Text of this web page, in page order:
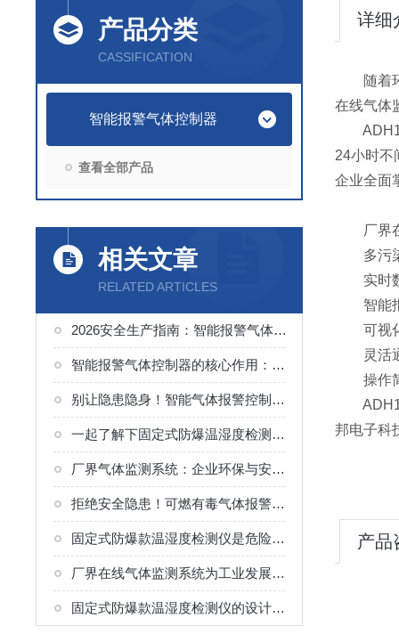
产品分类
CASSIFICATION
智能报警气体控制器
查看全部产品
相关文章
RELATED ARTICLES
2026安全生产指南：智能报警气体控制器怎么用？如何养护？
智能报警气体控制器的核心作用：预防与响应
别让隐患隐身！智能气体报警控制器，一键联动，秒级响应保安全
一起了解下固定式防爆温湿度检测仪的主流类型有哪些？
厂界气体监测系统：企业环保与安全的“24小时哨兵”
拒绝安全隐患！可燃有毒气体报警器GDS系统使用要点全掌握
固定式防爆款温湿度检测仪是危险环境中的“安全哨兵”
厂界在线气体监测系统为工业发展筑起了一道牢固的绿色屏障
固定式防爆款温湿度检测仪的设计要点须知
详细
随着环
在线气体
24小时不
企业全面
厂界在
多污染
实时数
智能报
可视化
灵活通
操作简
邦电子科
产品